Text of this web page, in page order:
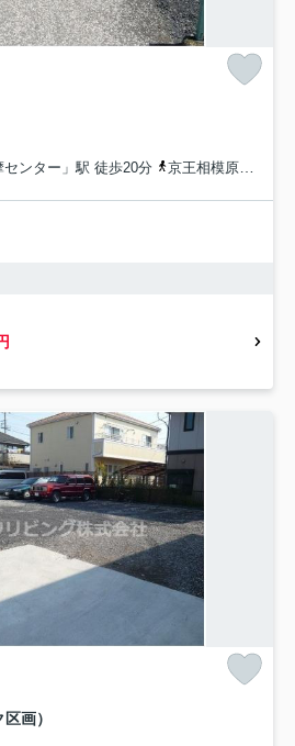
ンター」駅 徒歩20分 京王相模原線「京王永山」駅 徒歩21分
画）